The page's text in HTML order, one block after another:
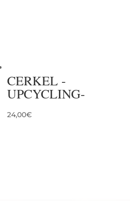
CERKEL -
UPCYCLING-
24,00€